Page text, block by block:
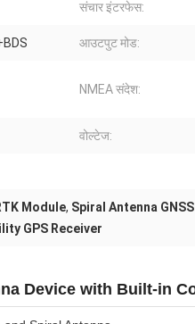
संचार इंटरफेस:
आउटपुट मोड:
NMEA संदेश:
वोल्टेज:
Module, Spiral Antenna
GPS Receiver
Device with Built-in